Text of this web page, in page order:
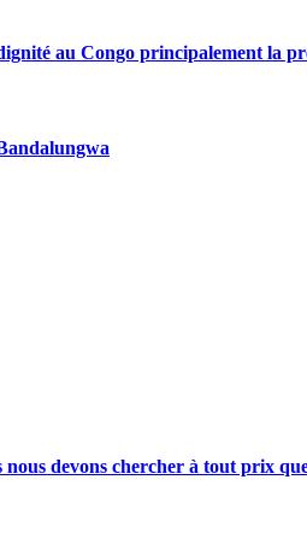
au Congo principalement la
devons chercher à tout prix